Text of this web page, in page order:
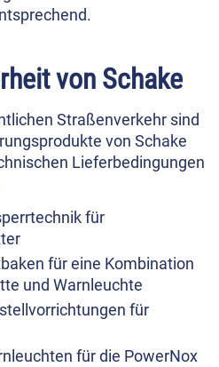
von Schake
Straßenverkehr sind
von Schake
Lieferbedingungen
für
für eine Kombination
und Warnleuchte
für
für die PowerNox